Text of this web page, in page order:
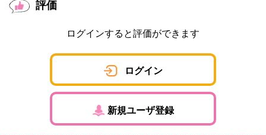
評価
ログインすると評価ができます
ログイン
新規ユーザ登録